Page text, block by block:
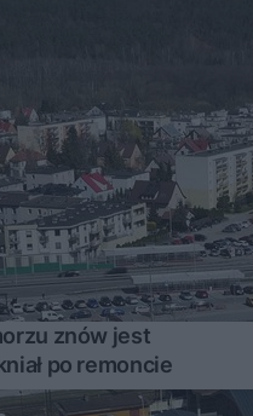
znów jest
po remoncie